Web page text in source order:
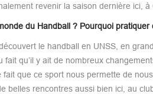
revenir la saison dernière ici, à
du Handball ? Pourquoi pratiquer
le handball en UNSS, en
fait qu’il y ait de nombreux
fait que ce sport nous permette de
belles rencontres aussi bien ici, au